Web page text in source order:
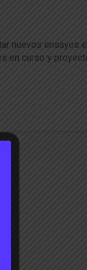
nuevos ensayos
en curso y